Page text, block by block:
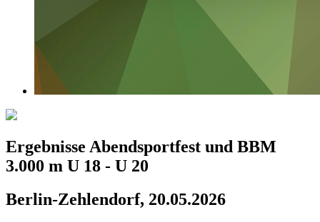
Ergebnisse Abendsportfest und BBM
3.000 m U 18 - U 20
Berlin-Zehlendorf, 20.05.2026